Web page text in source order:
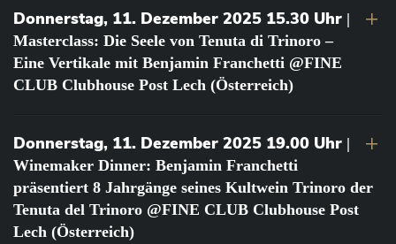
Donnerstag, 11. Dezember 2025 15.30 Uhr |
Masterclass: Die Seele von Tenuta di Trinoro –
Eine Vertikale mit Benjamin Franchetti @FINE
CLUB Clubhouse Post Lech (Österreich)
Donnerstag, 11. Dezember 2025 19.00 Uhr |
Winemaker Dinner: Benjamin Franchetti
präsentiert 8 Jahrgänge seines Kultwein Trinoro der
Tenuta del Trinoro @FINE CLUB Clubhouse Post
Lech (Österreich)